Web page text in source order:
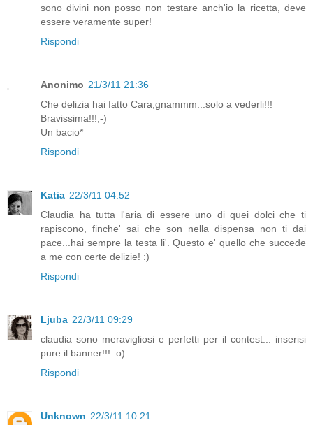
sono divini non posso non testare anch'io la ricetta, deve
essere veramente super!
Rispondi
Anonimo 21/3/11 21:36
Che delizia hai fatto Cara,gnammm...solo a vederli!!!
Bravissima!!!;-)
Un bacio*
Rispondi
Katia 22/3/11 04:52
Claudia ha tutta l'aria di essere uno di quei dolci che ti
rapiscono, finche' sai che son nella dispensa non ti dai
pace...hai sempre la testa li'. Questo e' quello che succede
a me con certe delizie! :)
Rispondi
Ljuba 22/3/11 09:29
claudia sono meravigliosi e perfetti per il contest... inserisi
pure il banner!!! :o)
Rispondi
Unknown 22/3/11 10:21